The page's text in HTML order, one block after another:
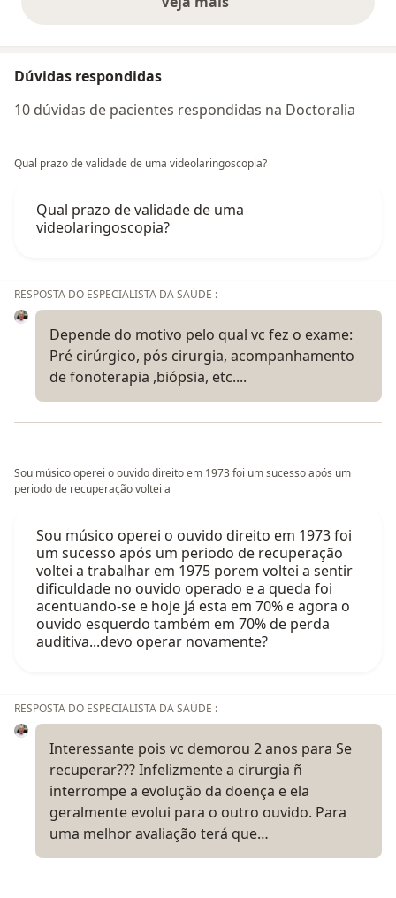
opiniões acima
Dúvidas respondidas
10 dúvidas de pacientes respondidas na Doctoralia
Qual prazo de validade de uma videolaringoscopia?
Qual prazo de validade de uma
videolaringoscopia?
RESPOSTA DO ESPECIALISTA DA SAÚDE :
Depende do motivo pelo qual vc fez o exame:
Pré cirúrgico, pós cirurgia, acompanhamento
de fonoterapia ,biópsia, etc....
Sou músico operei o ouvido direito em 1973 foi um sucesso após um
periodo de recuperação voltei a
Sou músico operei o ouvido direito em 1973 foi
um sucesso após um periodo de recuperação
voltei a trabalhar em 1975 porem voltei a sentir
dificuldade no ouvido operado e a queda foi
acentuando-se e hoje já esta em 70% e agora o
ouvido esquerdo também em 70% de perda
auditiva...devo operar novamente?
RESPOSTA DO ESPECIALISTA DA SAÚDE :
Interessante pois vc demorou 2 anos para Se
recuperar??? Infelizmente a cirurgia ñ
interrompe a evolução da doença e ela
geralmente evolui para o outro ouvido. Para
uma melhor avaliação terá que…